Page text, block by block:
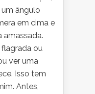
ângulo
em cima e
amassada.
ou
ver uma
Isso tem
Antes,